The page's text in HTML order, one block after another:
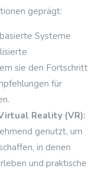
geprägt:
Systeme
sie den Fortschritt
für
Reality (VR):
genutzt, um
in denen
und praktische